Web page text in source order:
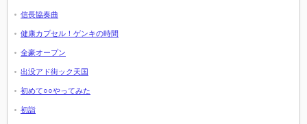
信長協奏曲
健康カプセル！ゲンキの時間
全豪オープン
出没アド街ック天国
初めて○○やってみた
初詣